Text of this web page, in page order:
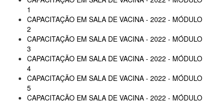
1
CAPACITAÇÃO EM SALA DE VACINA - 2022 - MÓDULO
2
CAPACITAÇÃO EM SALA DE VACINA - 2022 - MÓDULO
3
CAPACITAÇÃO EM SALA DE VACINA - 2022 - MÓDULO
4
CAPACITAÇÃO EM SALA DE VACINA - 2022 - MÓDULO
5
CAPACITAÇÃO EM SALA DE VACINA - 2022 - MÓDULO